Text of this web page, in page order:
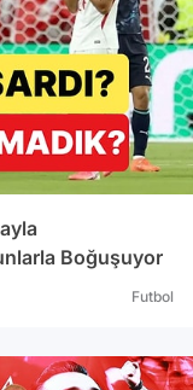
Boğuşuyor
Futbol